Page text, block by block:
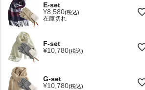
E-set
¥8,580 税込
在庫切れ
F-set
¥10,780 税込
G-set
¥10,780 税込